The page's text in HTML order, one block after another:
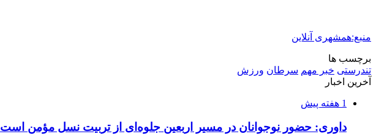
منبع:همشهری آنلاین
برچسب ها
تندرستی خبر مهم سرطان ورزش
آخرین اخبار
1 هفته پیش
داوری: حضور نوجوانان در مسیر اربعین جلوه‌ای از تربیت نسل مؤمن است